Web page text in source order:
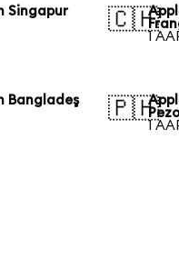
Singapur
🇨🇭
1
Bangladeş
🇵🇭
1